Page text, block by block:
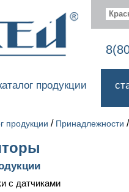
продукции
продукции / Принадлежности /
с датчиками